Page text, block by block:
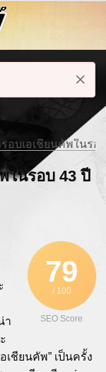
อบเอเชียนคัพในรอ
ในรอบ 43 ปี
79
/ 100
SEO Score
า
ชียนคัพ” เป็นครั้ง